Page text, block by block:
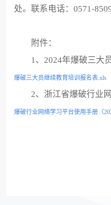
处。联系电话：0571-
附件：
1、2024年爆破三大
爆破三大员继续教育培训报名表.xls
2、浙江省爆破行业
爆破行业网络学习平台使用手册（